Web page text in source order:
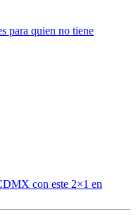
para quien no tiene
con este 2×1 en